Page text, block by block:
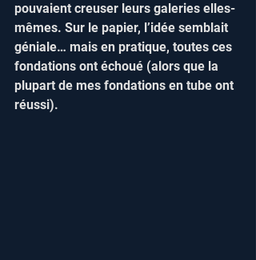
pouvaient creuser leurs galeries elles-
mêmes. Sur le papier, l’idée semblait
géniale… mais en pratique, toutes ces
fondations ont échoué (alors que la
plupart de mes fondations en tube ont
réussi).